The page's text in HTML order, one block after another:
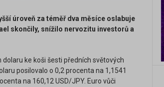
úroveň za téměř dva měsíce oslabuje
skončily, snížilo nervozitu investorů a
dolaru ke koši šesti předních světových
posilovalo o 0,2 procenta na 1,1541
na 160,12 USD/JPY. Euro vůči